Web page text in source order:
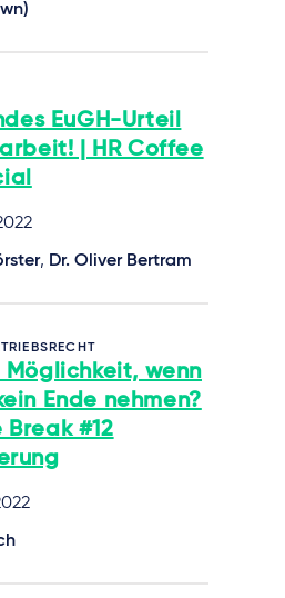
EuGH-Urteil
| HR Coffee
, Dr. Oliver Bertram
wenn
Ende nehmen?
Break #12